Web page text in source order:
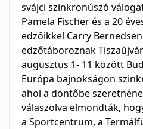
svájci szinkronúszó
Pamela Fischer és a 20
edzőikkel Carry
edzőtáboroznak
augusztus 1- 11 között
Európa bajnokságon
ahol a döntőbe
válaszolva elmondták,
a Sportcentrum, a